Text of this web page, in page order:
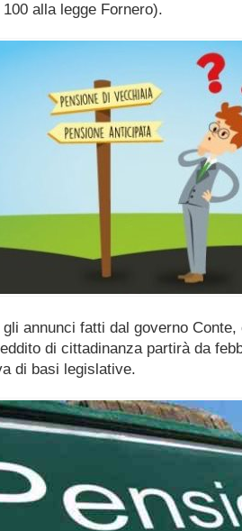
alla legge Fornero).
annunci fatti dal governo
di cittadinanza partirà da
di basi legislative.